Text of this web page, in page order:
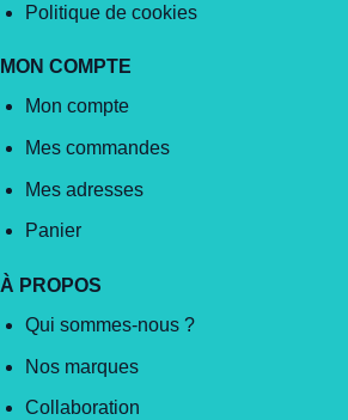
Politique de cookies
MON COMPTE
Mon compte
Mes commandes
Mes adresses
Panier
À PROPOS
Qui sommes-nous ?
Nos marques
Collaboration